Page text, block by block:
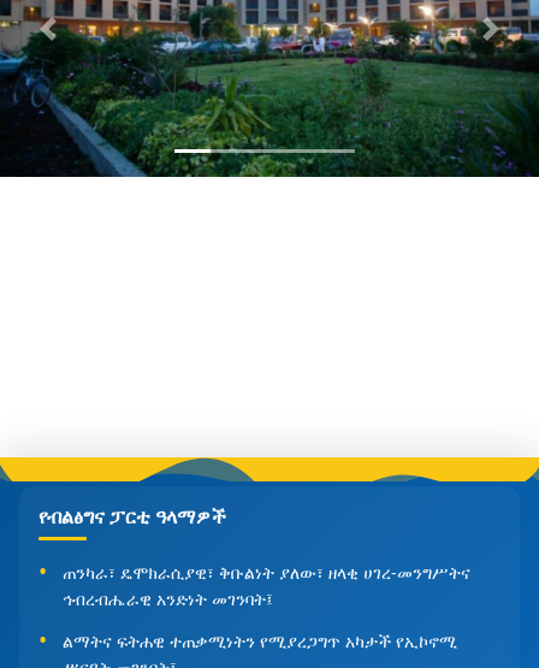
Previous Next
የብልፅግና ፓርቲ ዓላማዎች
ጠንካራ፣ ዴሞክራሲያዊ፣ ቅቡልነት ያለው፣ ዘላቂ ሀገረ-መንግሥትና
ኅብረብሔራዊ አንድነት መገንባት፤
ልማትና ፍትሐዊ ተጠቃሚነትን የሚያረጋግጥ አካታች የኢኮኖሚ